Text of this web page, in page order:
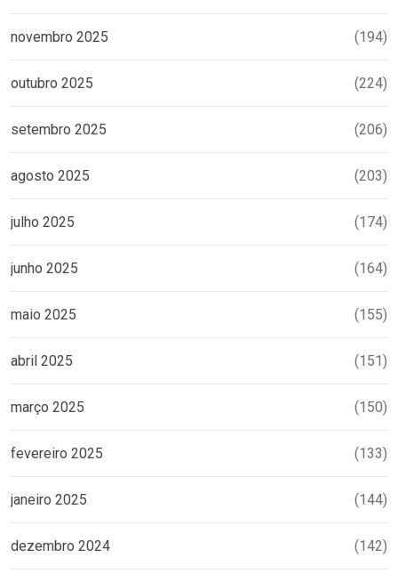
novembro 2025 (194)
outubro 2025 (224)
setembro 2025 (206)
agosto 2025 (203)
julho 2025 (174)
junho 2025 (164)
maio 2025 (155)
abril 2025 (151)
março 2025 (150)
fevereiro 2025 (133)
janeiro 2025 (144)
dezembro 2024 (142)